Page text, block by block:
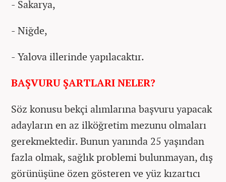
- Sakarya,
- Niğde,
- Yalova illerinde yapılacaktır.
BAŞVURU ŞARTLARI NELER?
Söz konusu bekçi alımlarına başvuru yapacak
adayların en az ilköğretim mezunu olmaları
gerekmektedir. Bunun yanında 25 yaşından
fazla olmak, sağlık problemi bulunmayan, dış
görünüşüne özen gösteren ve yüz kızartıcı